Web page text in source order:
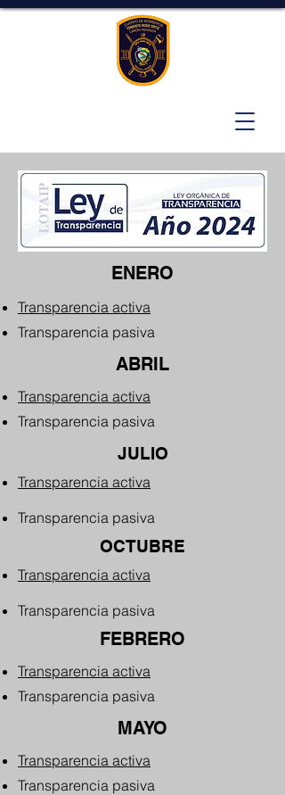
ENERO
Transparencia activa
Transparencia pasiva
ABRIL
Transparencia activa
Transparencia pasiva
JULIO
Transparencia activa
Transparencia pasiva
OCTUBRE
Transparencia activa
Transparencia pasiva
FEBRERO
Transparencia activa
Transparencia pasiva
MAYO
Transparencia activa
Transparencia pasiva